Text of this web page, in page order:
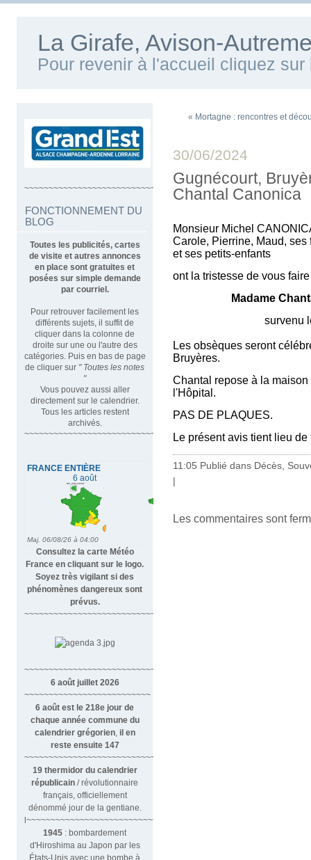
La Girafe, Avison-
Pour revenir à l'accueil cliquez sur
~~~~~~~~~~~~~~~~~~~~~~~~~~~~~~~~~~
FONCTIONNEMENT DU
BLOG
Toutes les publicités, cartes
de visite et autres annonces
en place sont gratuites et
posées sur simple demande
par courriel.
Pour retrouver facilement les
différents sujets, il suffit de
cliquer dans la colonne de
droite sur une ou l'autre des
catégories. Puis en bas de page
de cliquer sur " Toutes les notes
"
Vous pouvez aussi aller
directement sur le calendrier.
Tous les articles restent
archivés.
~~~~~~~~~~~~~~~~~~~~~~~~~~~~~~~~~
Consultez la carte Météo
France en cliquant sur le logo.
Soyez très vigilant si des
phénomènes dangereux sont
prévus.
~~~~~~~~~~~~~~~~~~~~~~~~~~~~
~~~~~~~~~~~~~~~~~~~~~~~~~~~~~~
6 août juillet 2026
~~~~~~~~~~~~~~~~~~~~~~~~~~
6 août est le 218e jour de
chaque année commune du
calendrier grégorien il en
reste ensuite 147
~~~~~~~~~~~~~~~~~~~~~~~~~~~~~~~~
19 thermidor du calendrier
républicain / révolutionnaire
français, officiellement
dénommé jour de la gentiane.
l~~~~~~~~~~~~~~~~~~~~~~~~~~~
1945 : bombardement
d'Hiroshima au Japon par les
États-Unis avec une bombe à
« Mortagne : rencontres et
30/06/2024
Gugnécourt,
Chantal Canonica
Monsieur Michel
Carole, Pierrine, Maud, ses
et ses petits-enfants
ont la tristesse de vous
Madame
survenu le 26
Les obsèques seront
Bruyères.
Chantal repose à la
l'Hôpital.
PAS DE PLAQUES.
Le présent avis tient lieu
11:05 Publié dans Décès,
|
Les commentaires sont